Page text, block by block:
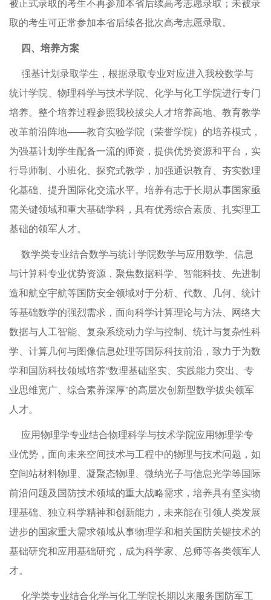
取的考生可正常参加本省后续各批次高考志愿录取。
四、培养方案
强基计划录取学生，根据录取专业对应进入我校数学与
统计学院、物理科学与技术学院、化学与化工学院进行专门
培养。整个培养过程参照我校拔尖人才培养高地、教育教学
改革前沿阵地——教育实验学院（荣誉学院）的培养模式，
为强基计划学生配备一流的师资，提供优势资源和平台，实
行导师制、小班化、探究式教学，加强通识教育、夯实数理
化基础、提升国际化交流水平。培养有志于长期从事国家亟
需关键领域和重大基础学科，具有优秀综合素质、扎实理工
基础的领军人才。
数学类专业结合数学与统计学院数学与应用数学、信息
与计算科专业优势资源，聚焦数据科学、智能科技、先进制
造和航空宇航等国防安全领域对于分析、代数、几何、统计
等基础数学的强烈需求，面向科学计算理论与方法、网络大
数据与人工智能、复杂系统动力学与控制、统计与复杂性科
学、计算几何与图像信息处理等国际科技前沿，致力于为数
学和国防科技领域培养“数理基础坚实、实践能力突出、专
业思维宽广、综合素养深厚”的高层次创新型数学拔尖领军
人才。
应用物理学专业结合物理科学与技术学院应用物理学专
业优势，面向未来空间技术与工程中的物理与技术问题，如
空间站材料物理、凝聚态物理、微纳光子与信息光学等国际
前沿问题及国防技术领域的重大战略需求，培养具有坚实物
理基础、独立科学精神和创新能力，未来能在引领人类发展
进步的国家重大需求领域从事物理学和相关国防关键技术的
基础研究和应用基础研究，成为科学家、总师等各类领军人
才。
化学类专业结合化学与化工学院长期以来服务国防军工